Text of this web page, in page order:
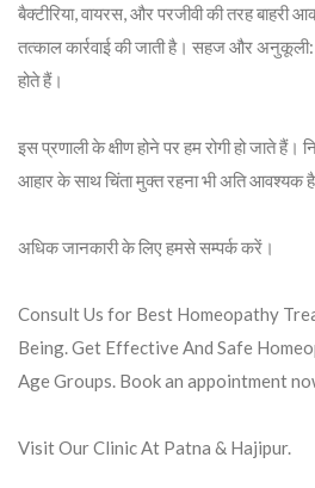
बैक्टीरिया, वायरस, और परजीवी की तरह बाहरी
तत्काल कार्रवाई की जाती है। सहज और
होते हैं।
इस प्रणाली के क्षीण होने पर हम रोगी हो जाते
आहार के साथ चिंता मुक्त रहना भी अति आवश्यक
अधिक जानकारी के लिए हमसे सम्पर्क करें।
Consult Us for Best Homeopathy
Being. Get Effective And Safe
Age Groups. Book an appointment
Visit Our Clinic At Patna & Hajipur.